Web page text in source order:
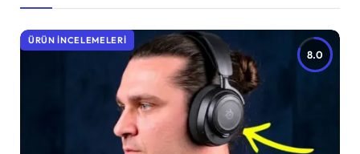
8.0
ÜRÜN İNCELEMELERI